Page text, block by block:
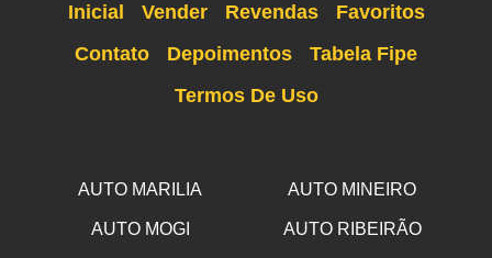
Inicial Vender Revendas
Favoritos
Contato
Depoimentos
Tabela Fipe
Termos De Uso
AUTO MARILIA AUTO MINEIRO
AUTO MOGI AUTO RIBEIRÃO